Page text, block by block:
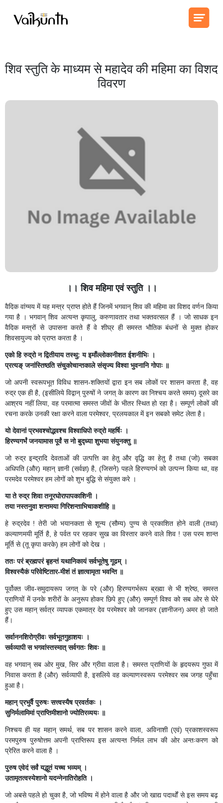
शिव स्तुति के माध्यम से महादेव की महिमा का विशद
विवरण
।। शिव महिमा एवं स्तुति ।।
वैदिक वांग्मय में यह मन्त्र प्राप्त होते हैं जिनमें भगवान् शिव की महिमा का विशद वर्णन किया
गया है । भगवान् शिव अत्यन्त कृपालु, करुणावतार तथा भक्तवत्सल हैं । जो साधक इन
वैदिक मन्त्रों से उपासना करते हैं वे शीघ्र ही समस्त भौतिक बंधनों से मुक्त होकर
शिवसायुज्य को प्राप्त करता है ।
एको हि रुद्रो न द्वितीयाय तस्थु: य इमाँल्लोकानीशत ईशनीभिः ।
प्रत्यङ् जनांस्तिष्ठति संचुकोचान्तकाले संसृज्य विश्वा भुवनानि गोपाः ॥
जो अपनी स्वरूपभूत विविध शासन-शक्तियों द्वारा इन सब लोकों पर शासन करता है, वह
रुद्र एक ही है, (इसीलिये विद्वान् पुरुषों ने जगत् के कारण का निश्चय करते समय) दूसरे का
आश्रय नहीं लिया, वह परमात्मा समस्त जीवों के भीतर स्थित हो रहा है। सम्पूर्ण लोकों की
रचना करके उनकी रक्षा करने वाला परमेश्वर, प्रलयकाल में इन सबको समेट लेता है।
यो देवानां प्रभवश्चोद्भवश्च विश्वाधिपो रुद्रो महर्षिः ।
हिरण्यगर्भं जनयामास पूर्वं स नो बुद्ध्या शुभया संयुनक्तु ॥
जो रुद्र इन्द्रादि देवताओं की उत्पत्ति का हेतु और वृद्धि का हेतु है तथा (जो) सबका
अधिपति (और) महान् ज्ञानी (सर्वज्ञ) है, (जिसने) पहले हिरण्यगर्भ को उत्पन्न किया था, वह
परमदेव परमेश्वर हम लोगों को शुभ बुद्धि से संयुक्त करे ।
या ते रुद्र शिवा तनूरघोरापापकाशिनी ।
तया नस्तनुवा शन्तमया गिरिशन्ताभिचाकशीहि ॥
हे रुद्रदेव ! तेरी जो भयानकता से शून्य (सौम्य) पुण्य से प्रकाशित होने वाली (तथा)
कल्याणमयी मूर्ति है, हे पर्वत पर रहकर सुख का विस्तार करने वाले शिव ! उस परम शान्त
मूर्ति से (तू कृपा करके) हम लोगों को देख ।
ततः परं ब्रह्मपरं बृहन्तं यथानिकायं सर्वभूतेषु गूढम् ।
विश्वस्यैकं परिवेष्टितार-मीशं तं ज्ञात्वामृता भवन्ति ॥
पूर्वोक्त जीव-समुदायरूप जगत् के परे (और) हिरण्यगर्भरूप ब्रह्मा से भी श्रेष्ठ, समस्त
प्राणियों में उनके शरीरों के अनुरूप होकर छिपे हुए (और) सम्पूर्ण विश्व को सब ओर से घेरे
हुए उस महान् सर्वत्र व्यापक एकमात्र देव परमेश्वर को जानकर (ज्ञानीजन) अमर हो जाते
हैं।
सर्वाननशिरोग्रीवः सर्वभूतगुहाशयः ।
सर्वव्यापी स भगवांस्तस्मात् सर्वगतः शिवः ॥
वह भगवान् सब ओर मुख, सिर और ग्रीवा वाला है। समस्त प्राणियों के हृदयरूप गुफा में
निवास करता है (और) सर्वव्यापी है, इसलिये वह कल्याणस्वरूप परमेश्वर सब जगह पहुँचा
हुआ है।
महान् प्रभुर्वै पुरुषः सत्त्वस्यैष प्रवर्तकः ।
सुनिर्मलामिमां प्राप्तिमीशानो ज्योतिरव्ययः ॥
निश्चय ही यह महान् समर्थ, सब पर शासन करने वाला, अविनाशी (एवं) प्रकाशस्वरूप
परमपुरुष पुरुषोत्तम अपनी प्राप्तिरूप इस अत्यन्त निर्मल लाभ की ओर अन्तःकरण को
प्रेरित करने वाला है ।
पुरुष एवेदं सर्वं यद्भूतं यच्च भव्यम् ।
उतामृतत्वस्येशानो यदन्नेनातिरोहति ।
जो अबसे पहले हो चुका है, जो भविष्य में होने वाला है और जो खाद्य पदार्थों से इस समय बढ़